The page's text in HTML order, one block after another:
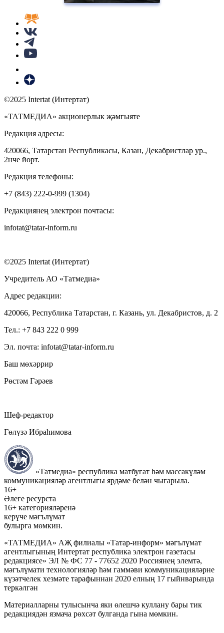
©2025 Intertat (Интертат)
«ТАТМЕДИА» акционерлык җәмгыяте
Редакция адресы:
420066, Татарстан Республикасы, Казан, Декабристлар ур.,
2нче йорт.
Редакция телефоны:
+7 (843) 222-0-999 (1304)
Редакциянең электрон почтасы:
infotat@tatar-inform.ru
©2025 Intertat (Интертат)
Учредитель АО «Татмедиа»
Адрес редакции:
420066, Республика Татарстан, г. Казань, ул. Декабристов, д. 2
Тел.: +7 843 222 0 999
Эл. почта: infotat@tatar-inform.ru
Баш мөхәррир
Рөстәм Гәрәев
Шеф-редактор
Гөлүзә Ибраһимова
«Татмедиа» республика матбугат һәм массакүләм
коммуникацияләр агентлыгы ярдәме белән чыгарыла.
16+
Әлеге ресурста
16+ категорияләренә
керүче мәгълүмат
булырга мөмкин.
«ТАТМЕДИА» АҖ филиалы «Татар-информ» мәгълүмат
агентлыгының Интертат республика электрон газетасы
редакциясе» ЭЛ № ФС 77 - 77652 2020 Россиянең элемтә,
мәгълүмати технологияләр һәм гаммәви коммуникацияләрне
күзәтчелек хезмәте тарафыннан 2020 елның 17 гыйнварында
теркәлгән
Материалларны тулысынча яки өлешчә куллану бары тик
редакциядән язмача рөхсәт булганда гына мөмкин.